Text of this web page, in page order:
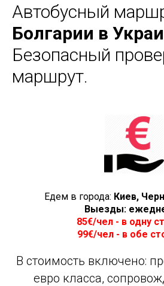
Автобусный
Болгарии в
Безопасный
маршрут.
Едем в города: Киев,
Выезды:
85€/чел - в одну
99€/чел- в обе
В стоимость включено:
евро класса,